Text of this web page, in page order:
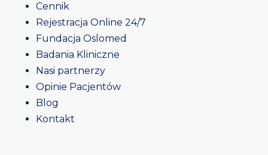
Cennik
Rejestracja Online 24/7
Fundacja Oslomed
Badania Kliniczne
Nasi partnerzy
Opinie Pacjentów
Blog
Kontakt